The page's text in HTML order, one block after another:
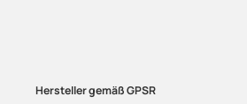
Hersteller gemäß GPSR